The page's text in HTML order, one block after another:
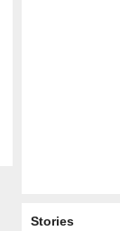
Stories